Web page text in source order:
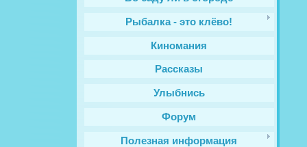
Рыбалка - это клёво!
Киномания
Рассказы
Улыбнись
Форум
Полезная информация